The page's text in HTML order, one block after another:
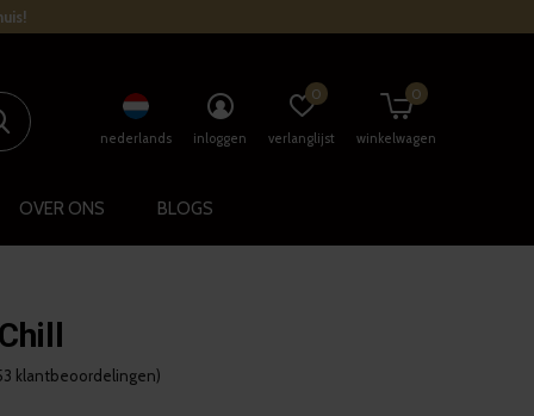
OVER ONS BLOGS
nederlands inloggen verlanglijst
0
winkelwagen
0
klantbeoordelingen)